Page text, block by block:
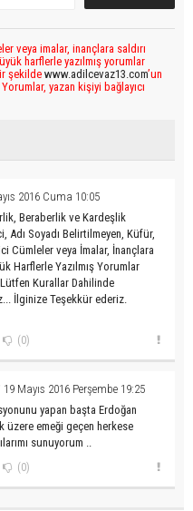
veya imalar, inançlara saldırı
harflerle yazılmış yorumlar
şekilde www.adilcevaz13.com’un
yazan kişiyi bağlayıcı
2016 Cuma 10:05
Beraberlik ve Kardeşlik
Adı Soyadı Belirtilmeyen, Küfür,
Cümleler veya İmalar, İnançlara
Harflerle Yazılmış Yorumlar
Kurallar Dahilinde
İlginize Teşekkür ederiz.
(0)
Mayıs 2016 Perşembe 19:25
yapan başta Erdoğan
üzere emeği geçen herkese
sunuyorum ..
(0)